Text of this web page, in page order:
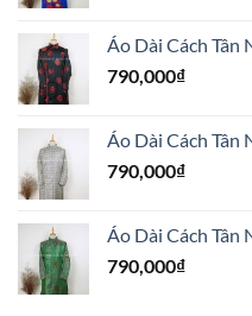
Áo Dài Cách
790,000₫
Áo Dài Cách Tân
790,000₫
Áo Dài Cách Tân
790,000₫